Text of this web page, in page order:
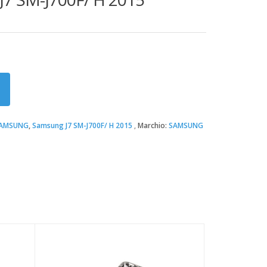
,Samsung J7 SM-J700F/ H 2015 Marchio: SAMSUNG